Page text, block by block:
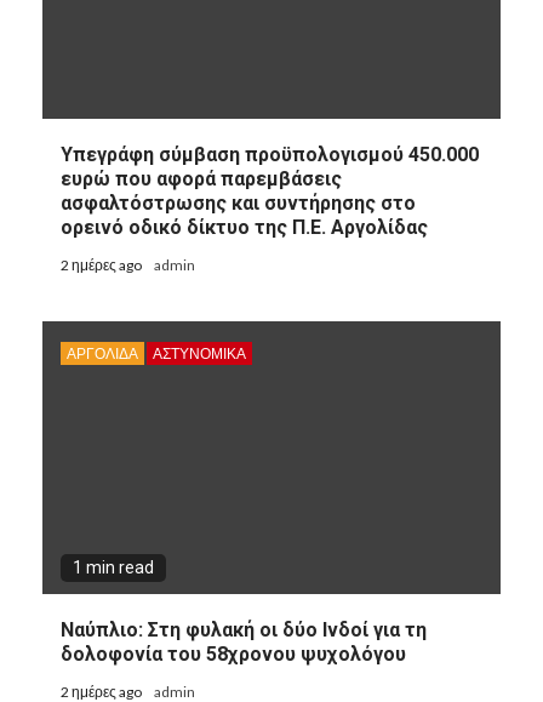
Υπεγράφη σύμβαση προϋπολογισμού 450.000
ευρώ που αφορά παρεμβάσεις
ασφαλτόστρωσης και συντήρησης στο
ορεινό οδικό δίκτυο της Π.Ε. Αργολίδας
2 ημέρες ago admin
ΑΡΓΟΛΙΔΑ ΑΣΤΥΝΟΜΙΚΑ
1 min read
Ναύπλιο: Στη φυλακή οι δύο Ινδοί για τη
δολοφονία του 58χρονου ψυχολόγου
2 ημέρες ago admin